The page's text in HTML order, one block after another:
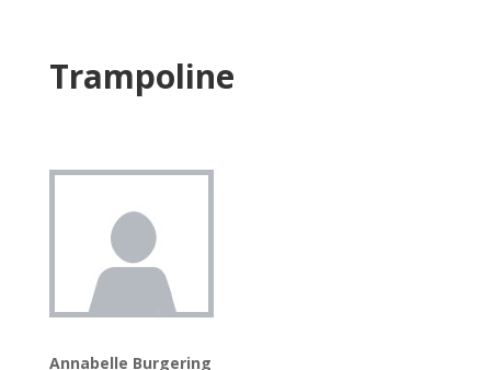
Trampoline
Annabelle Burgering